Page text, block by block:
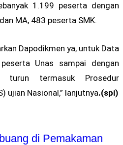
1.199 peserta dengan
MA, 483 peserta SMK.
Dapodikmen ya, untuk Data
Unas sampai dengan
turun termasuk Prosedur
ujian Nasional,” lanjutnya.(spi)
di Pemakaman